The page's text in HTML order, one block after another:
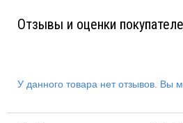
Отзывы и оценки
У данного товара нет отзывов. Вы